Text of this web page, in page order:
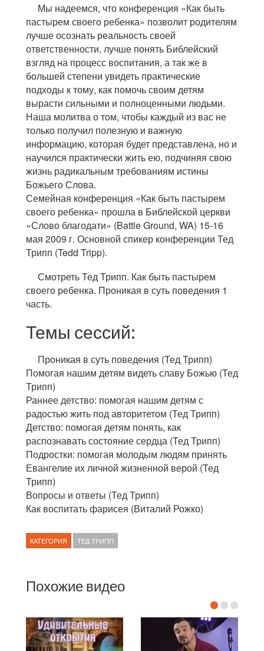
Мы надеемся, что конференция «Как быть
пастырем своего ребенка» позволит родителям
лучше осознать реальность своей
ответственности, лучше понять Библейский
взгляд на процесс воспитания, а так же в
большей степени увидеть практические
подходы к тому, как помочь своим детям
вырасти сильными и полноценными людьми.
Наша молитва о том, чтобы каждый из вас не
только получил полезную и важную
информацию, которая будет представлена, но и
научился практически жить ею, подчиняя свою
жизнь радикальным требованиям истины
Божьего Слова.
Семейная конференция «Как быть пастырем
своего ребенка» прошла в Библейской церкви
«Слово благодати» (Battle Ground, WA) 15-16
мая 2009 г. Основной спикер конференции Тед
Трипп (Tedd Tripp).
Смотреть Тед Трипп. Как быть пастырем
своего ребенка. Проникая в суть поведения 1
часть.
Темы сессий:
Проникая в суть поведения (Тед Трипп)
Помогая нашим детям видеть славу Божью (Тед
Трипп)
Раннее детство: помогая нашим детям с
радостью жить под авторитетом (Тед Трипп)
Детство: помогая детям понять, как
распознавать состояние сердца (Тед Трипп)
Подростки: помогая молодым людям принять
Евангелие их личной жизненной верой (Тед
Трипп)
Вопросы и ответы (Тед Трипп)
Как воспитать фарисея (Виталий Рожко)
КАТЕГОРИЯ ТЕД ТРИПП
Похожие видео